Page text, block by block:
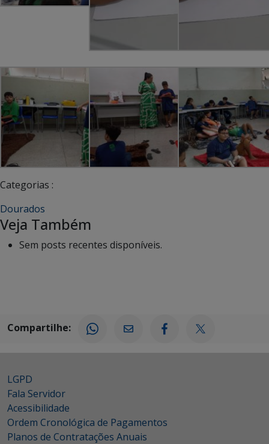
Categorias :
Dourados
Veja Também
Sem posts recentes disponíveis.
Compartilhe:
LGPD
Fala Servidor
Acessibilidade
Ordem Cronológica de Pagamentos
Planos de Contratações Anuais